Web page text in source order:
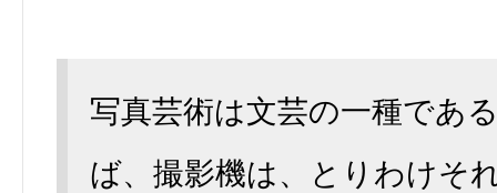
写真芸術は文芸の一種であ
ば、撮影機は、とりわけそ